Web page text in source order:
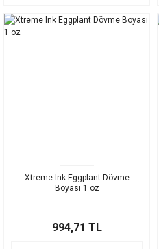
Xtreme Ink Eggplant Dövme
Boyası 1 oz
994,71 TL